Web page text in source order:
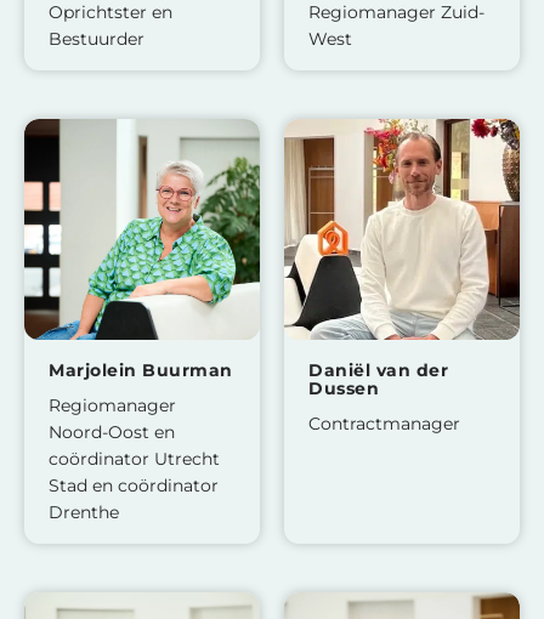
Oprichtster en
Bestuurder
Regiomanager Zuid-
West
Marjolein Buurman
Regiomanager
Noord-Oost en
coördinator Utrecht
Stad en coördinator
Drenthe
Daniël van der
Dussen
Contractmanager